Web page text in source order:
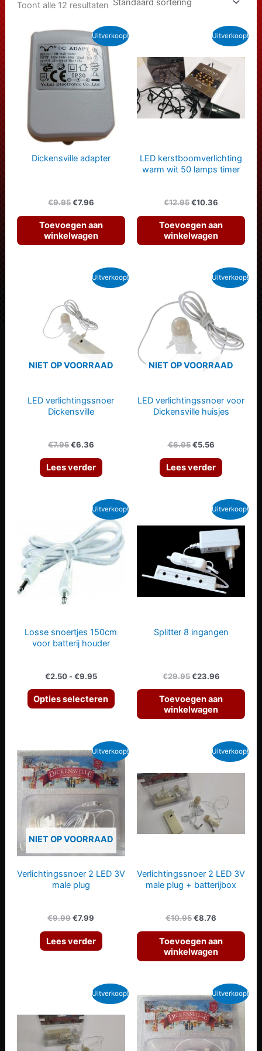
Toont alle 12 resultaten
Uitverkoop!
Dickensville adapter
€9.95Oorspronkelijke
was:
€9.95.
€7.96Huidige
is:
Toevoegen aan
winkelwagen
Uitverkoop!
LED kerstboomverlichting
warm wit 50 lamps timer
€12.95Oorspronkelijke
was:
€12.95.
€10.36
is:
Toevoegen aan
winkelwagen
Uitverkoop!
NIET OP VOORRAAD
LED verlichtingssnoer
Dickensville
€7.95Oorspronkelijke
was:
€7.95.
€6.36Huidige
is:
€6.36.
Lees verder
Uitverkoop!
NIET OP VOORRAAD
LED verlichtingssnoer voor
Dickensville huisjes
€6.95 Oorspronkelijke
was:
€6.95.
€5.56Huidige
is:
€5.56.
Lees verder
Uitverkoop!
Losse snoertjes 150cm
voor batterij houder
€2.50 -€9.95Prijsklasse:
tot
€9.95
Opties selecteren
Dit
product
meerdere
variaties.
Deze
optie
gekozen
worden
op
productpagina
Uitverkoop!
Splitter 8 ingangen
€29.95 Oorspronkelijke
was:
€29.95.
€23.96Huidige
is:
Toevoegen aan
winkelwagen
Uitverkoop!
NIET OP VOORRAAD
Verlichtingssnoer 2 LED 3V
male plug
€9.99Oorspronkelijke
was:
€9.99.
€7.99
is:
€7.99.
Lees verder
Uitverkoop!
Verlichtingssnoer 2 LED 3V
male plug + batterijbox
€10.95Oorspronkelijke
was:
€10.95.
€8.76
is:
€8.76.
Toevoegen aan
winkelwagen
Uitverkoop! Uitverkoop!